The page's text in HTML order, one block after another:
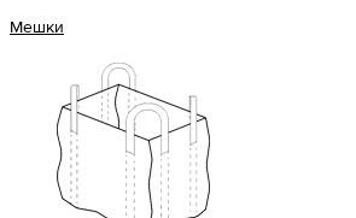
Мешки